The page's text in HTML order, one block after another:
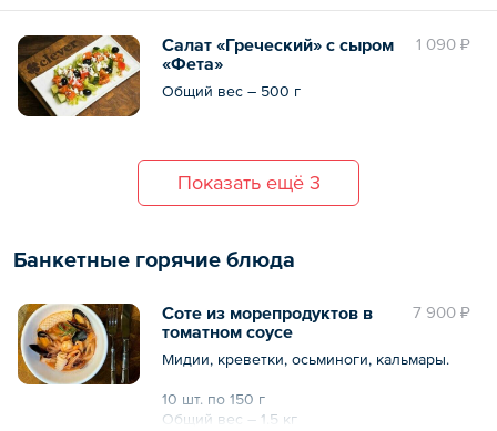
1 090 ₽
Салат «Греческий» с сыром
«Фета»
Общий вес – 500 г
Показать ещё 3
Банкетные горячие блюда
7 900 ₽
Соте из морепродуктов в
томатном соусе
Мидии, креветки, осьминоги, кальмары.
10 шт. по 150 г
Общий вес – 1.5 кг